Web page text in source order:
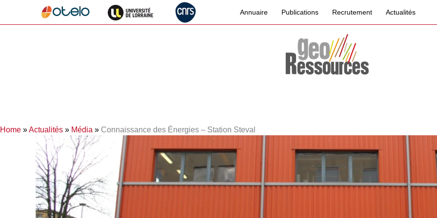
Annuaire Publications Recrutement Actualités
Home »Actualités » Média » Connaissance des Énergies – Station Steval